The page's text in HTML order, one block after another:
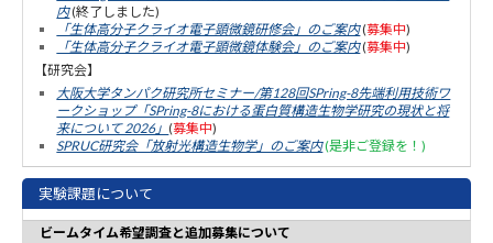
内(終了しました)
「生体高分子クライオ電子顕微鏡研修会」のご案内(募集中)
「生体高分子クライオ電子顕微鏡体験会」のご案内(募集中)
【研究会】
大阪大学タンパク研究所セミナー/第128回SPring-8先端利用技術ワ
ークショップ「SPring-8における蛋白質構造生物学研究の現状と将
来について 2026」(募集中)
SPRUC研究会「放射光構造生物学」のご案内(是非ご登録を！)
実験課題について
ビームタイム希望調査と追加募集について